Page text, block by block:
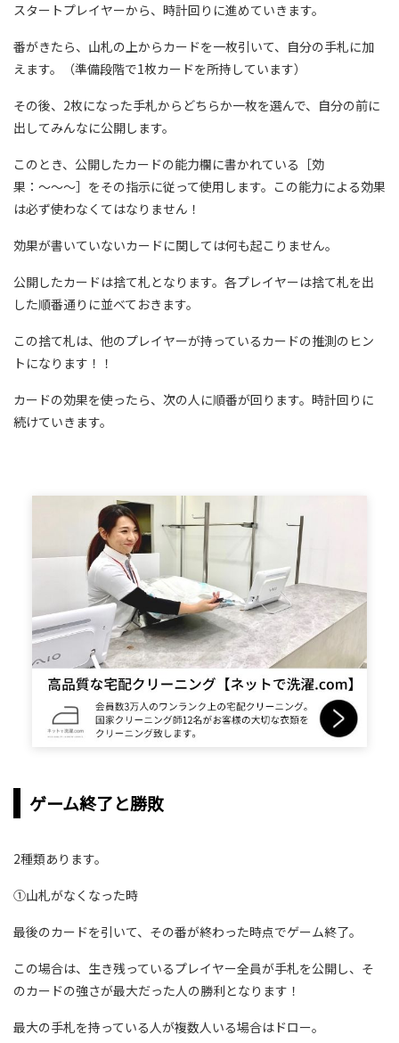
スタートプレイヤーから、時計回りに進めていきます。
番がきたら、山札の上からカードを一枚引いて、自分の手札に加
えます。（準備段階で1枚カードを所持しています）
その後、2枚になった手札からどちらか一枚を選んで、自分の前に
出してみんなに公開します。
このとき、公開したカードの能力欄に書かれている［効
果：〜〜〜］をその指示に従って使用します。この能力による効果
は必ず使わなくてはなりません！
効果が書いていないカードに関しては何も起こりません。
公開したカードは捨て札となります。各プレイヤーは捨て札を出
した順番通りに並べておきます。
この捨て札は、他のプレイヤーが持っているカードの推測のヒン
トになります！！
カードの効果を使ったら、次の人に順番が回ります。時計回りに
続けていきます。
ゲーム終了と勝敗
2種類あります。
①山札がなくなった時
最後のカードを引いて、その番が終わった時点でゲーム終了。
この場合は、生き残っているプレイヤー全員が手札を公開し、そ
のカードの強さが最大だった人の勝利となります！
最大の手札を持っている人が複数人いる場合はドロー。